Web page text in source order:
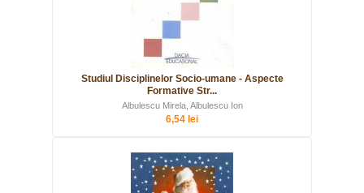
Studiul Disciplinelor Socio-umane - Aspecte
Formative Str...
Albulescu Mirela, Albulescu Ion
6,54 lei